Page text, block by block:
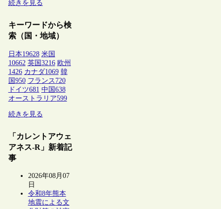
続きを見る
キーワードから検
索（国・地域）
日本19628 米国
10662 英国3216 欧州
1426 カナダ1069 韓
国950 フランス 720
ドイツ681 中国638
オーストラリア599
続きを見る
「カレントアウェ
アネス-R」新着記
事
2026年08月07
日
令和8年熊本
地震による文